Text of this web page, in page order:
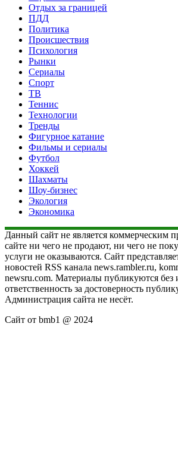
Отдых за границей
ПДД
Политика
Происшествия
Психология
Рынки
Сериалы
Спорт
ТВ
Теннис
Технологии
Тренды
Фигурное катание
Фильмы и сериалы
Футбол
Хоккей
Шахматы
Шоу-бизнес
Экология
Экономика
Данный сайт не является коммерческим
сайте ни чего не продают, ни чего не
услуги не оказываются. Сайт
новостей RSS канала news.rambler.ru,
newsru.com. Материалы публикуются без
ответственность за достоверность
Администрация сайта не несёт.
Сайт от bmb1 @ 2024